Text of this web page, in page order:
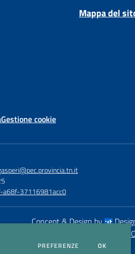
Mappa del
Gestione cookie
37116981acc0
Concept & Design by
PREFERENZE DEI COOKIE
OK